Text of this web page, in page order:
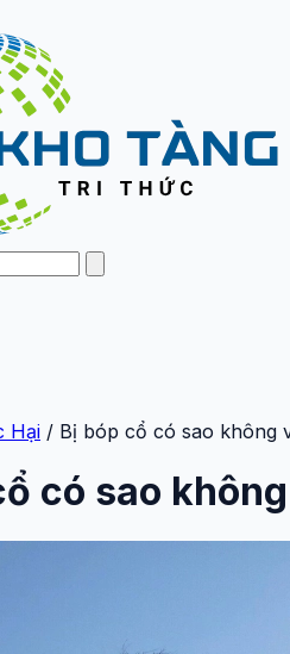
Hại / Bị bóp cổ có sao không
có sao